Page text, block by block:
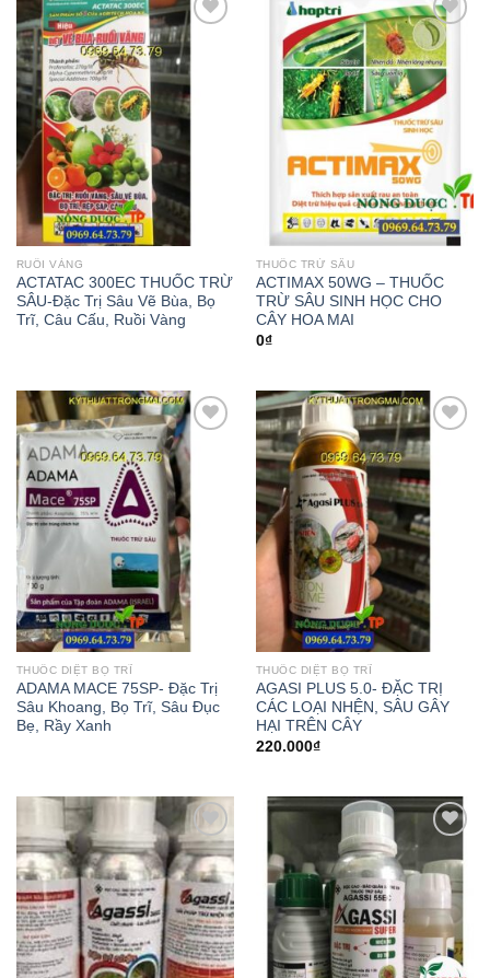
Add to
wishlist
RUỒI VÀNG
ACTATAC 300EC THUỐC TRỪ
SÂU-Đặc Trị Sâu Vẽ Bùa, Bọ
Trĩ, Câu Cấu, Ruồi Vàng
Add to
wishlist
THUỐC TRỪ SÂU
ACTIMAX 50WG – THUỐC
TRỪ SÂU SINH HỌC CHO
CÂY HOA MAI
0₫
Add to
wishlist
THUỐC DIỆT BỌ TRĨ
ADAMA MACE 75SP- Đặc Trị
Sâu Khoang, Bọ Trĩ, Sâu Đục
Bẹ, Rầy Xanh
Add to
wishlist
THUỐC DIỆT BỌ TRĨ
AGASI PLUS 5.0- ĐẶC TRỊ
CÁC LOẠI NHỆN, SÂU GÂY
HẠI TRÊN CÂY
220.000₫
Add to
wishlist
wishlist